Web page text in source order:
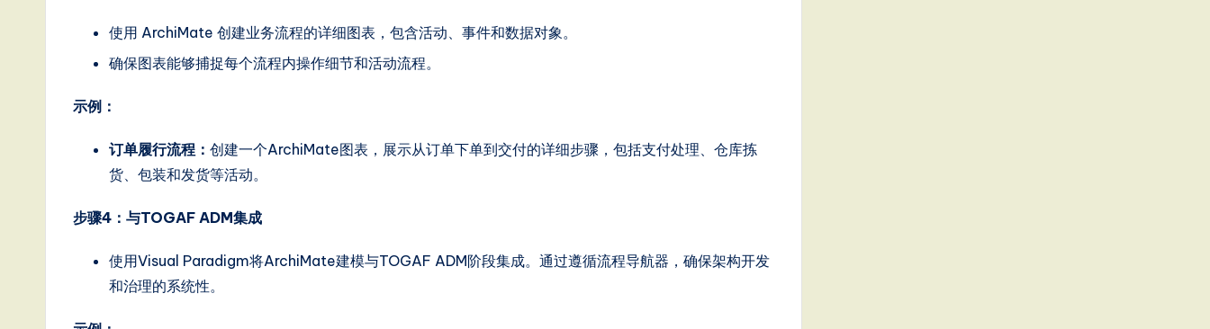
使用 ArchiMate 创建业务流程的详细图表，包含活动、事件和数据对象。
确保图表能够捕捉每个流程内操作细节和活动流程。
示例：
订单履行流程： 创建一个ArchiMate图表，展示从订单下单到交付的详细步骤，包括支付处理、仓库拣
货、包装和发货等活动。
步骤4：与TOGAF ADM集成
使用Visual Paradigm将ArchiMate建模与TOGAF ADM阶段集成。通过遵循流程导航器，确保架构开发
和治理的系统性。